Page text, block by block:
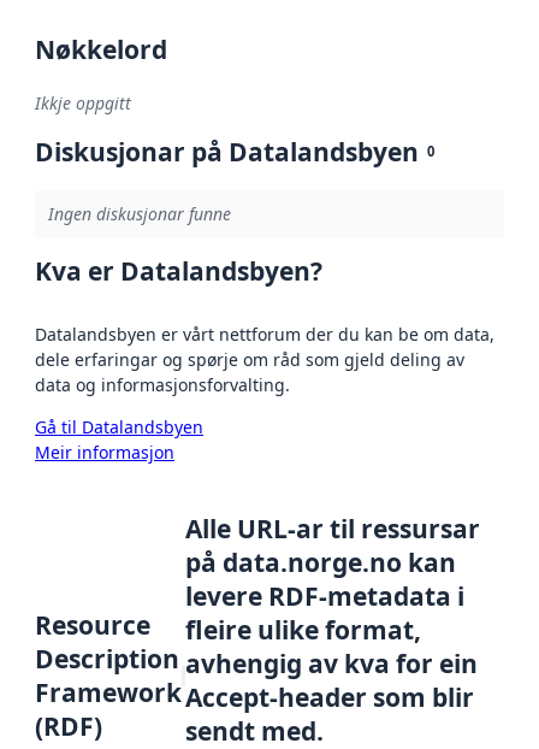
Nøkkelord
Ikkje oppgitt
Diskusjonar på Datalandsbyen 0
Ingen diskusjonar funne
Kva er Datalandsbyen?
Datalandsbyen er vårt nettforum der du kan be om data,
dele erfaringar og spørje om råd som gjeld deling av
data og informasjonsforvalting.
Gå til Datalandsbyen
Meir informasjon
Resource
Description
Framework
(RDF)
Alle URL-ar til ressursar
på data.norge.no kan
levere RDF-metadata i
fleire ulike format,
avhengig av kva for ein
Accept-header som blir
sendt med.